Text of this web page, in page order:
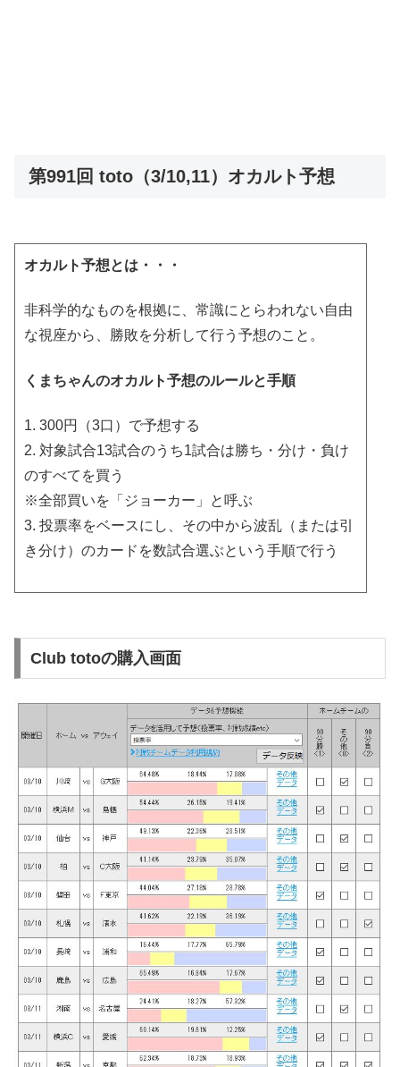
第991回 toto（3/10,11）オカルト予想
オカルト予想とは・・・
非科学的なものを根拠に、常識にとらわれない自由
な視座から、勝敗を分析して行う予想のこと。
くまちゃんのオカルト予想のルールと手順
1. 300円（3口）で予想する
2. 対象試合13試合のうち1試合は勝ち・分け・負け
のすべてを買う
※全部買いを「ジョーカー」と呼ぶ
3. 投票率をベースにし、その中から波乱（または引
き分け）のカードを数試合選ぶという手順で行う
Club totoの購入画面